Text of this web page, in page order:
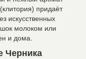
придаёт
искусственных
молоком или
и дома.
Черника